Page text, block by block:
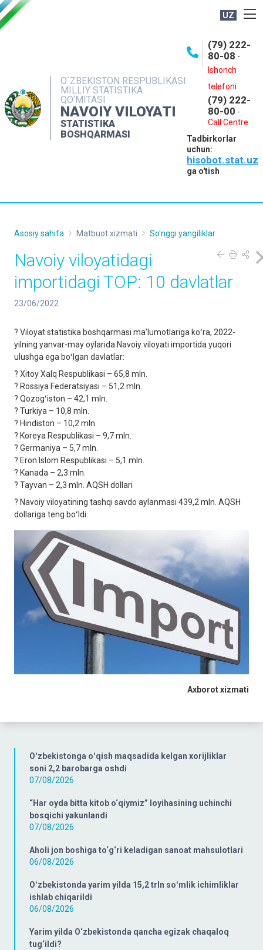
UZ
O`ZBEKISTON RESPUBLIKASI
MILLIY STATISTIKA
QO‘MITASI
NAVOIY VILOYATI
STATISTIKA
BOSHQARMASI
(79) 222-
80-08 -
Ishonch
telefoni
(79) 222-
80-00 -
Call Centre
Tadbirkorlar
uchun:
hisobot.stat.uz
ga o'tish
OCHIQ MA'LUMOTLAR
INTERAKTIV XIZMATLAR
MUROJAATLAR
Oʻzbekistonga oʻqish maqsadida kelgan xorijliklar
soni 2,2 barobarga oshdi
07/08/2026
“Har oyda bitta kitob o‘qiymiz” loyihasining uchinchi
bosqichi yakunlandi
07/08/2026
Aholi jon boshiga to‘g‘ri keladigan sanoat mahsulotlari
06/08/2026
Oʻzbekistonda yarim yilda 15,2 trln soʻmlik ichimliklar
ishlab chiqarildi
06/08/2026
Yarim yilda O‘zbekistonda qancha egizak chaqaloq
tug‘ildi?
Asosiy sahifa Matbuot xizmati So'nggi yangiliklar
Navoiy viloyatidagi
importidagi TOP: 10 davlatlar
23/06/2022
? Viloyat statistika boshqarmasi maʼlumotlariga koʻra, 2022-
yilning yanvar-may oylarida Navoiy viloyati importida yuqori
ulushga ega boʻlgan davlatlar:
? Xitoy Xalq Respublikasi – 65,8 mln.
? Rossiya Federatsiyasi – 51,2 mln.
? Qozogʻiston – 42,1 mln.
? Turkiya – 10,8 mln.
? Hindiston – 10,2 mln.
? Koreya Respublikasi – 9,7 mln.
? Germaniya – 5,7 mln.
? Eron Islom Respublikasi – 5,1 mln.
? Kanada – 2,3 mln.
? Tayvan – 2,3 mln. AQSH dollari
? Navoiy viloyatining tashqi savdo aylanmasi 439,2 mln. AQSH
dollariga teng boʻldi.
Axborot xizmati